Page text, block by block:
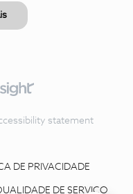
statement
DE PRIVACIDADE
DE SERVIÇO